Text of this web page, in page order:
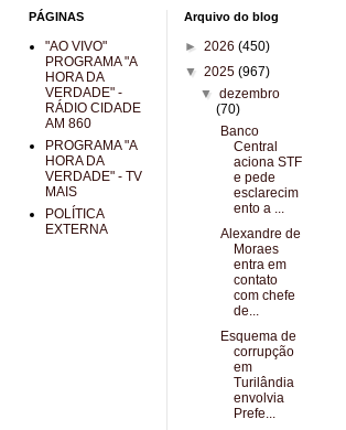
PÁGINAS
"AO VIVO"
PROGRAMA "A
HORA DA
VERDADE" -
RÁDIO CIDADE
AM 860
PROGRAMA "A
HORA DA
VERDADE" - TV
MAIS
POLÍTICA
EXTERNA
Arquivo do blog
► 2026 (450)
▼ 2025 (967)
▼dezembro
(70)
Banco
Central
aciona STF
e pede
esclarecim
ento a ...
Alexandre de
Moraes
entra em
contato
com chefe
de...
Esquema de
corrupção
em
Turilândia
envolvia
Prefe...